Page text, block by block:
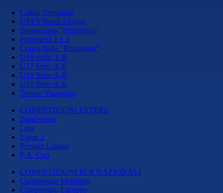
Calcio Giovanile
UEFA Youth League
Supercoppa "Primavera"
Primavera 1 e 2
Coppa Italia "Primavera"
U18 Serie A-B
U17 Serie A-B
U16 Serie A-B
U15 Serie A-B
Torneo Viareggio
COMPETIZIONI ESTERE
Bundesliga
Liga
Ligue 1
Premier League
F.A. Cup
COMPETIZIONI PER NAZIONALI
Campionato Mondiale
Campionato Europeo